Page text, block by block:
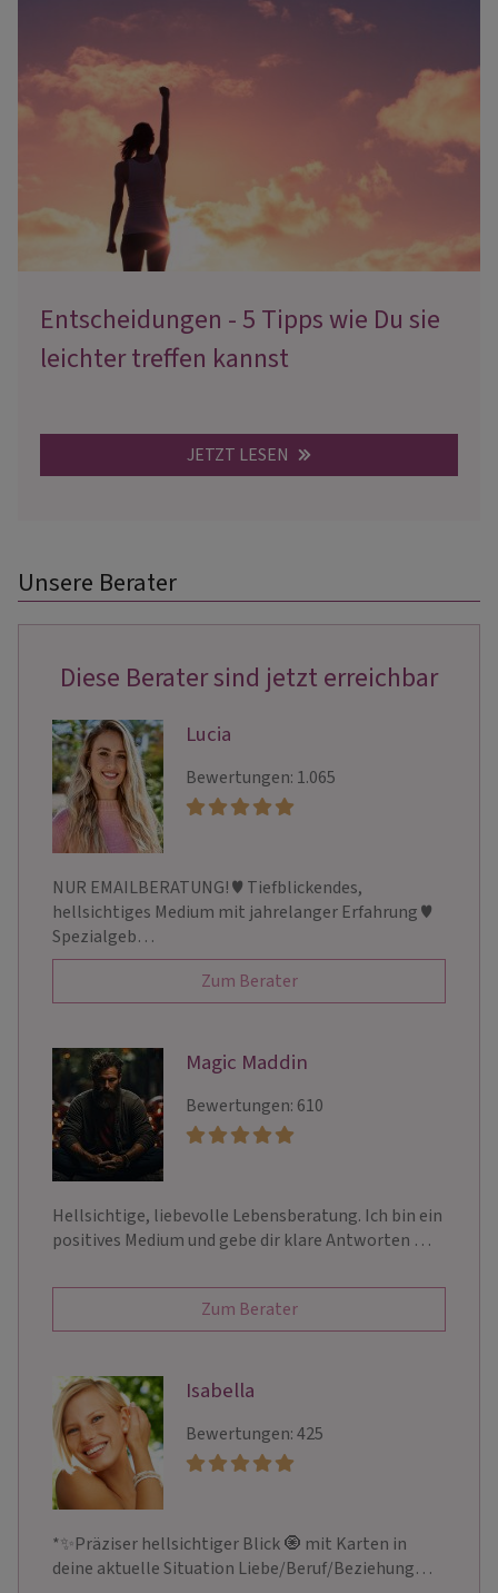
Entscheidungen - 5 Tipps wie Du sie
leichter treffen kannst
JETZT LESEN
Unsere Berater
Diese Berater sind jetzt erreichbar
Lucia
Bewertungen: 1.065
NUR EMAILBERATUNG! ♥ Tiefblickendes,
hellsichtiges Medium mit jahrelanger Erfahrung ♥
Spezialgeb…
Zum Berater
Magic Maddin
Bewertungen: 610
Hellsichtige, liebevolle Lebensberatung. Ich bin ein
positives Medium und gebe dir klare Antworten …
Zum Berater
Isabella
Bewertungen: 425
*✨Präziser hellsichtiger Blick 🧿 mit Karten in
deine aktuelle Situation Liebe/Beruf/Beziehung…